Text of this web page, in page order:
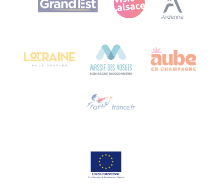
Bureau de Colmar (sede operativa)
Contattaci per e-mail